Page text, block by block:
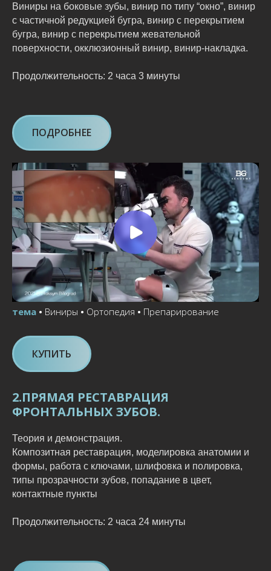
Виниры на боковые зубы, винир по типу “окно”, винир
с частичной редукцией бугра, винир с перекрытием
бугра, винир с перекрытием жевательной
поверхности, окклюзионный винир, винир-накладка.
Продолжительность: 2 часа 3 минуты
ПОДРОБНЕЕ
тема • Виниры • Ортопедия • Препарирование
КУПИТЬ
2.ПРЯМАЯ РЕСТАВРАЦИЯ
ФРОНТАЛЬНЫХ ЗУБОВ.
Теория и демонстрация.
Композитная реставрация, моделировка анатомии и
формы, работа с ключами, шлифовка и полировка,
типы прозрачности зубов, попадание в цвет,
контактные пункты
Продолжительность: 2 часа 24 минуты